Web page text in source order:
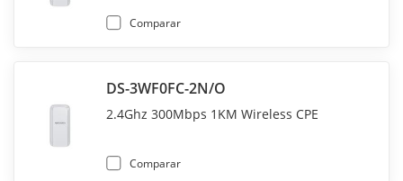
Comparar
DS-3WF0FC-2N/O
2.4Ghz 300Mbps 1KM Wireless CPE
Comparar